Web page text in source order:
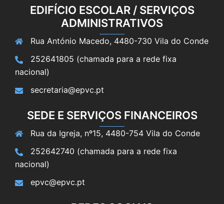
EDIFÍCIO ESCOLAR / SERVIÇOS
ADMINISTRATIVOS
Rua António Macedo, 4480-730 Vila do Conde
252641805 (chamada para a rede fixa
nacional)
secretaria@epvc.pt
SEDE E SERVIÇOS FINANCEIROS
Rua da Igreja, nº15, 4480-754 Vila do Conde
252642740 (chamada para a rede fixa
nacional)
epvc@epvc.pt